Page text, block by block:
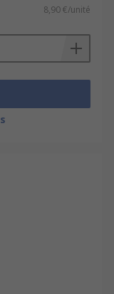
8,90 €/unité